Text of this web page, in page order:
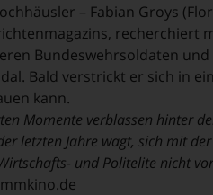
– Fabian Groys
recherchiert
Bundeswehrsoldaten
Bald verstrickt er sich in
kann.
Momente verblassen hinter
letzten Jahre wagt, sich mit
und Politelite nicht